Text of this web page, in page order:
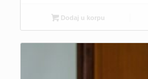
Dodaj u korpu